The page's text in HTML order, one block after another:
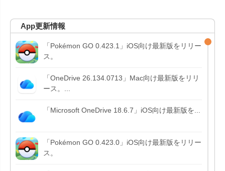
App更新情報
「Pokémon GO 0.423.1」iOS向け最新版をリリー
ス。
「OneDrive 26.134.0713」Mac向け最新版をリリ
ース。...
「Microsoft OneDrive 18.6.7」iOS向け最新版を...
「Pokémon GO 0.423.0」iOS向け最新版をリリー
ス。